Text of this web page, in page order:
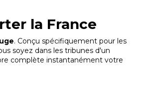
la France
. Conçu spécifiquement pour les
soyez dans les tribunes d'un
complète instantanément votre